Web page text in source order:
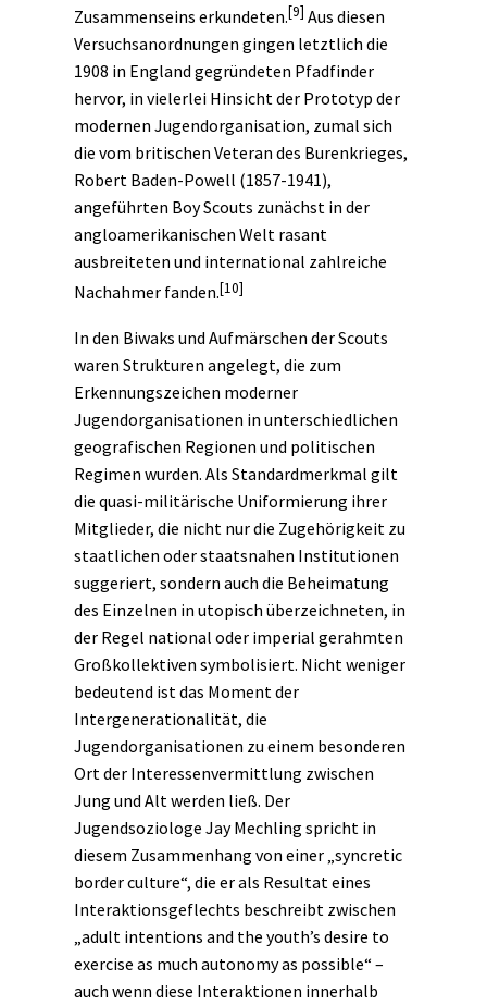
Zusammenseins erkundeten.[9] Aus diesen
Versuchsanordnungen gingen letztlich die
1908 in England gegründeten Pfadfinder
hervor, in vielerlei Hinsicht der Prototyp der
modernen Jugendorganisation, zumal sich
die vom britischen Veteran des Burenkrieges,
Robert Baden-Powell (1857-1941),
angeführten Boy Scouts zunächst in der
angloamerikanischen Welt rasant
ausbreiteten und international zahlreiche
Nachahmer fanden.[10]
In den Biwaks und Aufmärschen der Scouts
waren Strukturen angelegt, die zum
Erkennungszeichen moderner
Jugendorganisationen in unterschiedlichen
geografischen Regionen und politischen
Regimen wurden. Als Standardmerkmal gilt
die quasi-militärische Uniformierung ihrer
Mitglieder, die nicht nur die Zugehörigkeit zu
staatlichen oder staatsnahen Institutionen
suggeriert, sondern auch die Beheimatung
des Einzelnen in utopisch überzeichneten, in
der Regel national oder imperial gerahmten
Großkollektiven symbolisiert. Nicht weniger
bedeutend ist das Moment der
Intergenerationalität, die
Jugendorganisationen zu einem besonderen
Ort der Interessenvermittlung zwischen
Jung und Alt werden ließ. Der
Jugendsoziologe Jay Mechling spricht in
diesem Zusammenhang von einer „syncretic
border culture“, die er als Resultat eines
Interaktionsgeflechts beschreibt zwischen
„adult intentions and the youth’s desire to
exercise as much autonomy as possible“ –
auch wenn diese Interaktionen innerhalb